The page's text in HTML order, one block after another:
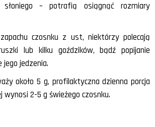
słoniego – potrafią osiągnąć rozmiary
czosnku z ust, niektórzy polecają
lub kilku goździków, bądź popijanie
jedzenia.
około 5 g, profilaktyczna dzienna porcja
wynosi 2-5 g świeżego czosnku.